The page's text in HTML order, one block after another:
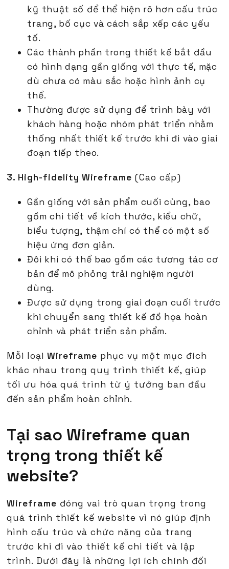
kỹ thuật số để thể hiện rõ hơn cấu trúc
trang, bố cục và cách sắp xếp các yếu
tố.
Các thành phần trong thiết kế bắt đầu
có hình dạng gần giống với thực tế, mặc
dù chưa có màu sắc hoặc hình ảnh cụ
thể.
Thường được sử dụng để trình bày với
khách hàng hoặc nhóm phát triển nhằm
thống nhất thiết kế trước khi đi vào giai
đoạn tiếp theo.
3. High-fidelity Wireframe (Cao cấp)
Gần giống với sản phẩm cuối cùng, bao
gồm chi tiết về kích thước, kiểu chữ,
biểu tượng, thậm chí có thể có một số
hiệu ứng đơn giản.
Đôi khi có thể bao gồm các tương tác cơ
bản để mô phỏng trải nghiệm người
dùng.
Được sử dụng trong giai đoạn cuối trước
khi chuyển sang thiết kế đồ họa hoàn
chỉnh và phát triển sản phẩm.
Mỗi loạiWireframe phục vụ một mục đích
khác nhau trong quy trình thiết kế, giúp
tối ưu hóa quá trình từ ý tưởng ban đầu
đến sản phẩm hoàn chỉnh.
Tại sao Wireframe quan
trọng trong thiết kế
website?
Wireframe đóng vai trò quan trọng trong
quá trình thiết kế website vì nó giúp định
hình cấu trúc và chức năng của trang
trước khi đi vào thiết kế chi tiết và lập
trình. Dưới đây là những lợi ích chính đối